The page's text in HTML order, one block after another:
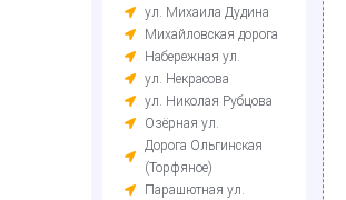
ул. Михаила Дудина
Михайловская дорога
Набережная ул.
ул. Некрасова
ул. Николая Рубцова
Озёрная ул.
Дорога Ольгинская
(Торфяное)
Парашютная ул.